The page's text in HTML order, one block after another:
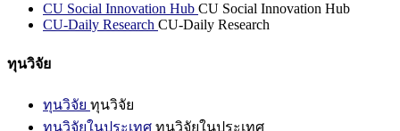
CU Social Innovation Hub CU Social Innovation Hub
CU-Daily Research CU-Daily Research
ทุนวิจัย
ทุนวิจัย ทุนวิจัย
ทุนวิจัยในประเทศ ทุนวิจัยในประเทศ